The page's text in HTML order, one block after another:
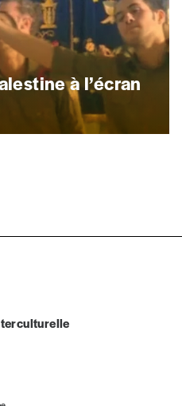
numéros publiés.
à l’écran